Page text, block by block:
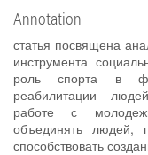
Annotation
статья посвящена
инструмента
роль спорта в
реабилитации
работе с
объединять людей,
способствовать